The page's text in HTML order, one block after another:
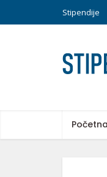
Stipendije
Početna